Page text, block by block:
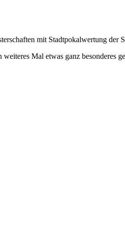
mit Stadtpokalwertung
Mal etwas ganz besonderes